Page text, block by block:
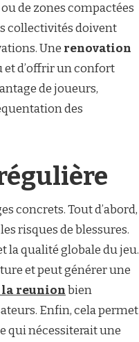
de zones compactées
collectivités doivent
Une renovation
et d’offrir un confort
de joueurs,
des
concrets. Tout d’abord,
risques de blessures.
la qualité globale du jeu.
et peut générer une
la reunionbien
Enfin, cela permet
qui nécessiterait une